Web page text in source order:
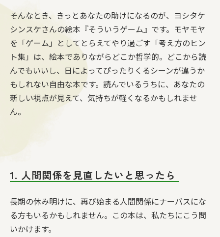
そんなとき、きっとあなたの助けになるのが、ヨシタケ
シンスケさんの絵本『そういうゲーム』です。モヤモヤ
を「ゲーム」としてとらえてやり過ごす「考え方のヒン
ト集」は、絵本でありながらどこか哲学的。どこから読
んでもいいし、日によってぴったりくるシーンが違うか
もしれない自由な本です。読んでいるうちに、あなたの
新しい視点が見えて、気持ちが軽くなるかもしれませ
ん。
1. 人間関係を見直したいと思ったら
長期の休み明けに、再び始まる人間関係にナーバスにな
る方もいるかもしれません。この本は、私たちにこう問
いかけます。